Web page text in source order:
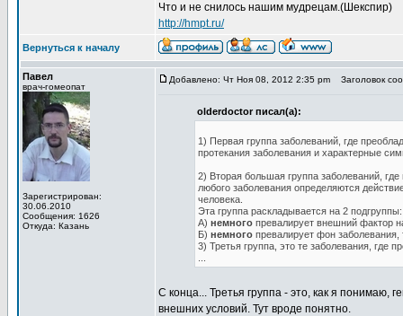
Что и не снилось нашим мудрецам.(Шекспир)
http://hmpt.ru/
Вернуться к началу
Павел
врач-гомеопат
Зарегистрирован:
30.06.2010
Сообщения: 1626
Откуда: Казань
Добавлено: Чт Ноя 08, 2012 2:35 pm Заголовок
olderdoctor писал(а):
1) Первая группа заболеваний, где
протекания заболевания и характерные
2) Вторая большая группа заболеваний,
любого заболевания определяются
человека.
Эта группа раскладывается на 2 подгруппы:
А) немного превалирует внешний фактор
Б) немного превалирует фон заболевания,
3) Третья группа, это те заболевания, где
С конца... Третья группа - это, как я понимаю,
внешних условий. Тут вроде понятно.